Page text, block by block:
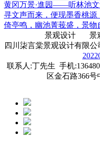
黄冈万景·進园——听林池
寻文声而来，便现墨香桃
倚亭鸣，幽池菁莪盛，景物
景观设计 景
四川柒言棠景观设计有限公
联系人:丁先生 手机
区金石路366号